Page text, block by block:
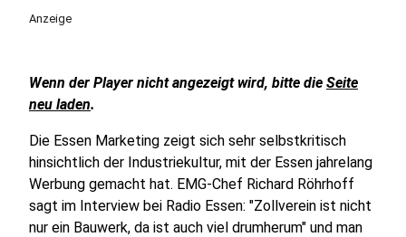
Anzeige
Wenn der Player nicht angezeigt wird, bitte die Seite
neu laden.
Die Essen Marketing zeigt sich sehr selbstkritisch
hinsichtlich der Industriekultur, mit der Essen jahrelang
Werbung gemacht hat. EMG-Chef Richard Röhrhoff
sagt im Interview bei Radio Essen: "Zollverein ist nicht
nur ein Bauwerk, da ist auch viel drumherum" und man